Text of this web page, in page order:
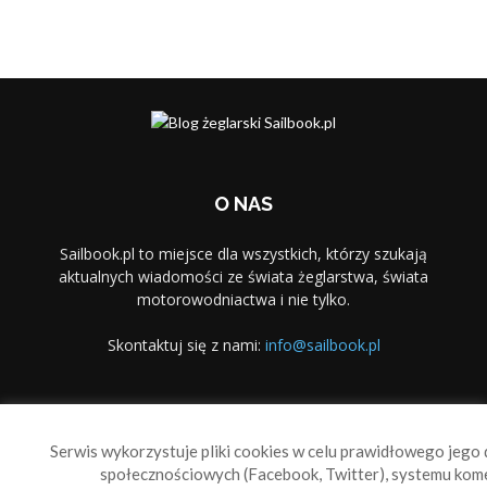
O NAS
Sailbook.pl to miejsce dla wszystkich, którzy szukają
aktualnych wiadomości ze świata żeglarstwa, świata
motorowodniactwa i nie tylko.
Skontaktuj się z nami: info@sailbook.pl
Serwis wykorzystuje pliki cookies w celu prawidłowego
społecznościowych (Facebook, Twitter), systemu